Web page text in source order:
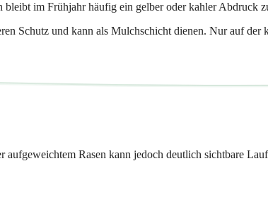
im Frühjahr häufig ein gelber oder kahler Abdruck
Schutz und kann als Mulchschicht dienen. Nur auf der
Rasen kann jedoch deutlich sichtbare